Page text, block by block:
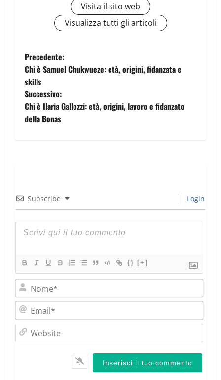
Visita il sito web
Visualizza tutti gli articoli
Precedente:
Chi è Samuel Chukwueze: età, origini, fidanzata e
skills
Successivo:
Chi è Ilaria Gallozzi: età, origini, lavoro e fidanzato
della Bonas
Subscribe Login
{} [+]